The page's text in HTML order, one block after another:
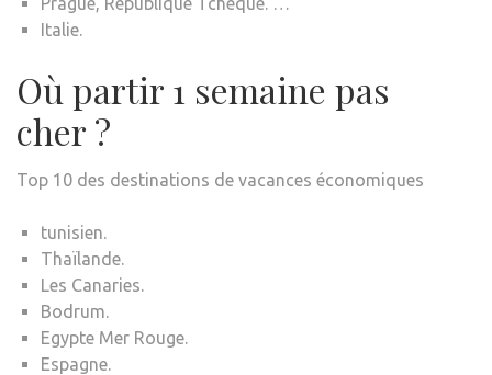
Italie.
Où partir 1 semaine pas
cher ?
Top 10 des destinations de vacances économiques
tunisien.
Thaïlande.
Les Canaries.
Bodrum.
Egypte Mer Rouge.
Espagne.